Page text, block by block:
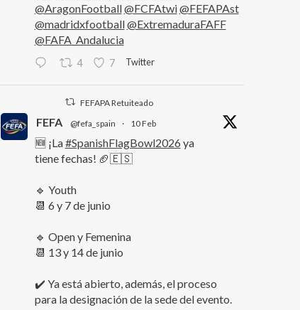
@AragonFootball@FCFAtwi@FEFAPAst
@madridxfootball@ExtremaduraFAFF
@FAFA_Andalucia
4 7 Twitter
FEFAPA Retuiteado
FEFA @fefa_spain · 10 Feb
🆕 ¡La#SpanishFlagBowl2026 ya
tiene fechas! 🏈🇪🇸
🔹 Youth
📆 6 y 7 de junio
🔹 Open y Femenina
📆 13 y 14 de junio
✔️ Ya está abierto, además, el proceso
para la designación de la sede del evento.